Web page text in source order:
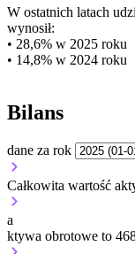
W ostatnich latach
wynosił:
• 28,6% w 2025 roku
• 14,8% w 2024 roku
Bilans
dane za rok
Całkowita wartość
a
ktywa obrotowe to